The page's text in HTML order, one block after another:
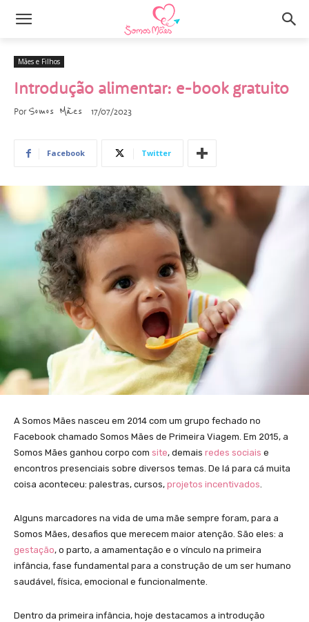
Mães e Filhos
Introdução alimentar: e-book gratuito
Por Somos Mães 17/07/2023
Facebook Twitter
A Somos Mães nasceu em 2014 com um grupo fechado no
Facebook chamado Somos Mães de Primeira Viagem. Em 2015, a
Somos Mães ganhou corpo com site, demais redes sociais e
encontros presenciais sobre diversos temas. De lá para cá muita
coisa aconteceu: palestras, cursos, projetos incentivados.
Alguns marcadores na vida de uma mãe sempre foram, para a
Somos Mães, desafios que merecem maior atenção. São eles: a
gestação, o parto, a amamentação e o vínculo na primeira
infância, fase fundamental para a construção de um ser humano
saudável, física, emocional e funcionalmente.
Dentro da primeira infância, hoje destacamos a introdução